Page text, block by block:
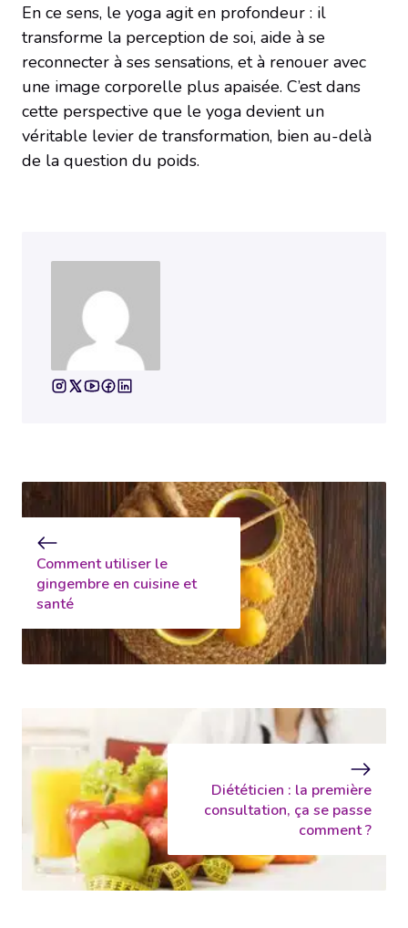
En ce sens, le yoga agit en profondeur : il
transforme la perception de soi, aide à se
reconnecter à ses sensations, et à renouer avec
une image corporelle plus apaisée. C’est dans
cette perspective que le yoga devient un
véritable levier de transformation, bien au-delà
de la question du poids.
Comment utiliser le
gingembre en cuisine et
santé
Diététicien : la première
consultation, ça se passe
comment ?